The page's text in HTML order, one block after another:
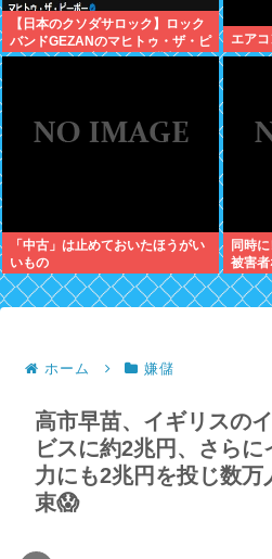
【日本のクソダサロック】ロック
バンドGEZANのマヒトゥ・ザ・ピ
ーポーさん 高市総理を批判し公
エア
「中古」は止めておいたほうがい
いもの
同時
被害者
ホーム 嫌儲
高市早苗、イギリスの
ビスに約2兆円、さら
力にも2兆円を投じ数万
束😱